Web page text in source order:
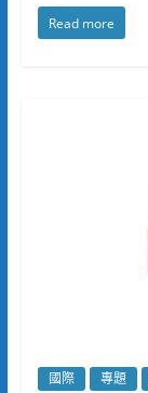
Read more
國際 專題